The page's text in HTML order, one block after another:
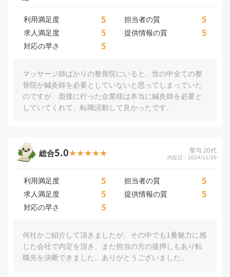
利用満足度 5 担当者の質 5
求人満足度 5 提供情報の質 5
対応の早さ 5
マッサージ師ばかりの整骨院にいると、世の中全ての整
骨院が鍼灸師を必要としていないと思ってしまっていた
のですが、面接に行った企業様は本当に鍼灸師を必要と
していてくれて、転職活動して良かったです。
総合5.0 聖与 20代
内定日：2024/11/20
利用満足度 5 担当者の質 5
求人満足度 5 提供情報の質 5
対応の早さ 5
何社かご紹介して頂きましたが、その中でも1番魅力に感
じた会社で内定を頂き、また担当の方の後押しもあり転
職先を決断できました。ありがとうございました。